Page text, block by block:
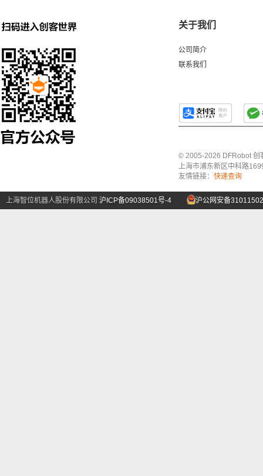
关于我们
公司简介
联系我们
© 2005-2026 DFRobot 创
上海市浦东新区中科路
友情链接： 快递查询
上海智位机器人股份有限公司 沪ICP备09038501号-4 沪公网安备